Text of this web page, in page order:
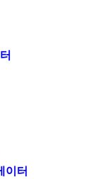
이터